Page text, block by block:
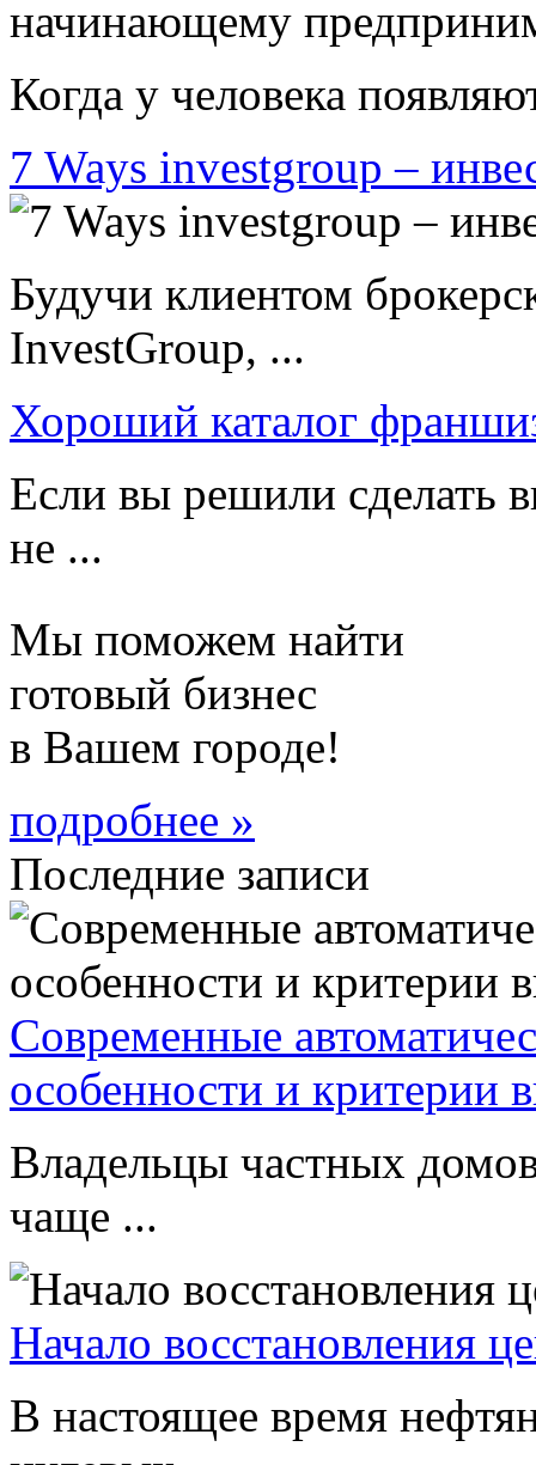
Когда у человека
7 Ways investgroup –
Будучи клиентом
InvestGroup, ...
Хороший каталог
Если вы решили сделать
не ...
Мы поможем найти
готовый бизнес
в Вашем городе!
подробнее »
Последние записи
Современные
особенности и критерии
Владельцы частных
чаще ...
Начало восстановления
В настоящее время